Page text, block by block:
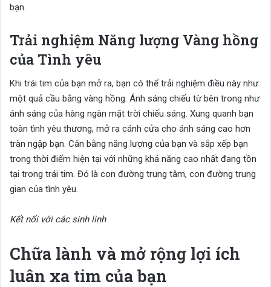
bạn.
Trải nghiệm Năng lượng Vàng hồng
của Tình yêu
Khi trái tim của bạn mở ra, bạn có thể trải nghiệm điều này như
một quả cầu bằng vàng hồng. Ánh sáng chiếu từ bên trong như
ánh sáng của hàng ngàn mặt trời chiếu sáng. Xung quanh bạn
toàn tình yêu thương, mở ra cánh cửa cho ánh sáng cao hơn
tràn ngập bạn. Cân bằng năng lượng của bạn và sắp xếp bạn
trong thời điểm hiện tại với những khả năng cao nhất đang tồn
tại trong trái tim. Đó là con đường trung tâm, con đường trung
gian của tình yêu.
Kết nối với các sinh linh
Chữa lành và mở rộng lợi ích
luân xa tim của bạn